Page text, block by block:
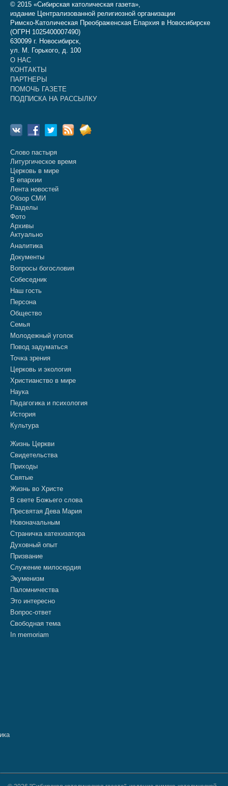
© 2015 «Сибирская католическая газета»,
издание Централизованной религиозной организации
Римско-Католическая Преображенская Епархия в Новосибирске
(ОГРН 1025400007490)
630099 г. Новосибирск,
ул. М. Горького, д. 100
О НАС
КОНТАКТЫ
ПАРТНЕРЫ
ПОМОЧЬ ГАЗЕТЕ
ПОДПИСКА НА РАССЫЛКУ
Слово пастыря
Литургическое время
Церковь в мире
В епархии
Лента новостей
Обзор СМИ
Разделы
Фото
Архивы
Актуально
Аналитика
Документы
Вопросы богословия
Собеседник
Наш гость
Персона
Общество
Семья
Молодежный уголок
Повод задуматься
Точка зрения
Церковь и экология
Христианство в мире
Наука
Педагогика и психология
История
Культура
Жизнь Церкви
Свидетельства
Приходы
Святые
Жизнь во Христе
В свете Божьего слова
Пресвятая Дева Мария
Новоначальным
Страничка катехизатора
Духовный опыт
Призвание
Служение милосердия
Экуменизм
Паломничества
Это интересно
Вопрос-ответ
Свободная тема
In memoriam